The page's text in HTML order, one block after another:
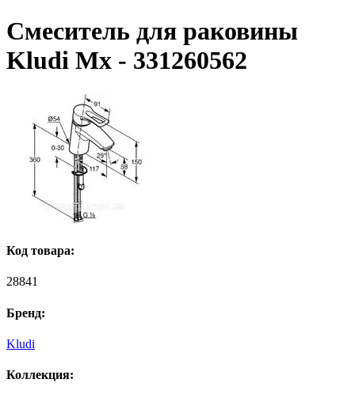
Смеситель для раковины
Kludi Mx - 331260562
Код товара:
28841
Бренд:
Kludi
Коллекция: